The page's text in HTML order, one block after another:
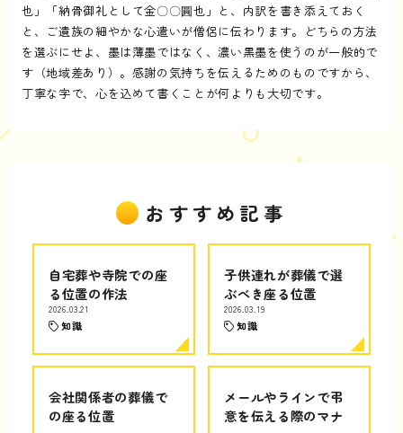
也」「納骨御礼として金〇〇圓也」と、内訳を書き添えておく
と、ご遺族の細やかな心遣いが僧侶に伝わります。どちらの方法
を選ぶにせよ、墨は薄墨ではなく、濃い黒墨を使うのが一般的で
す（地域差あり）。感謝の気持ちを伝えるためのものですから、
丁寧な字で、心を込めて書くことが何よりも大切です。
おすすめ記事
自宅葬や寺院での座
る位置の作法
2026.03.21
知識
子供連れが葬儀で選
ぶべき座る位置
2026.03.19
知識
会社関係者の葬儀で
の座る位置
メールやラインで弔
意を伝える際のマナ